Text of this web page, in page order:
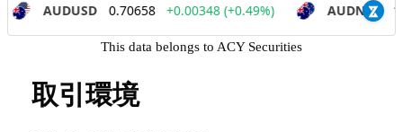
This data belongs to ACY Securities
取引環境